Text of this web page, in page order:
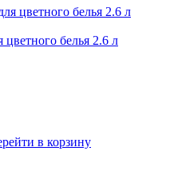
белья 2.6 л
в корзину